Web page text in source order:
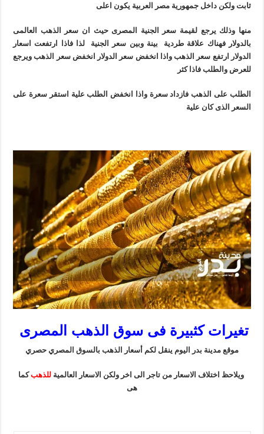
ثابت ولكن داخل جمهورية مصر العربية يكون اعلى
منها وذلك يرجع لقيمة سعر الجنية المصرى حيث ان سعر الذهب العالمى
بالدولار فهناك علاقة طردية بينة وبين سعر الجنية لذا فاذا ارتفعت اسعار
الدولار ارتفع سعر الذهب واذا انخفض سعر الدولار انخفض سعر الذهب ويرجع
للعرض والطلب فاذا كثر
الطلب على الذهب فازداد سعرة واذا انخفض الطلب علية استقر سعرة على
السعر الذى كان علية
تغيرات كثبيرة فى سوق الذهب المصرى
موقع مدينة بدر اليوم ينقل لكم أسعار الذهب بالسوق المصري حصري
ويلاحظ اختلاف الاسعار من تاجر الى اخر ولكن الاسعار العالمية للذهبكما
هى